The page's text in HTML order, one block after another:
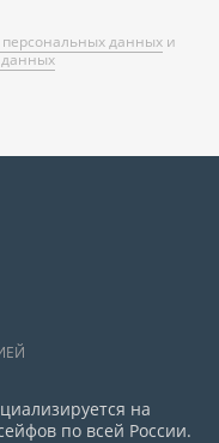
данных и
данных
на
по всей России.